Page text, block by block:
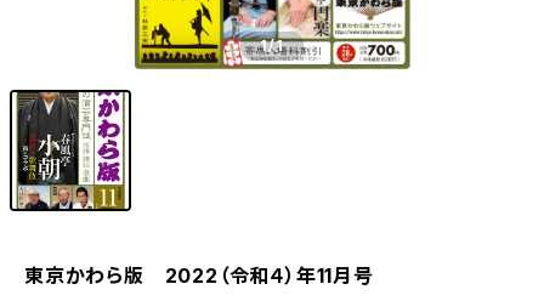
1/1
東京かわら版 2022（令和４）年11月号